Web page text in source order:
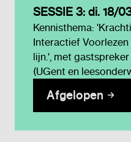
SESSIE 3: di. 18/
Kennisthema:
Interactief
lijn.', met
(UGent en
Afgelopen